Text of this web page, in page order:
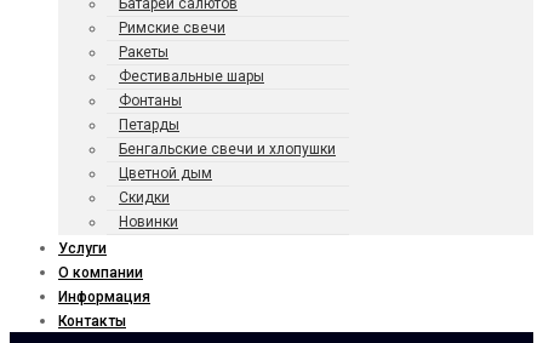
Римские свечи
Ракеты
Фести­валь­ные шары
Фонтаны
Петарды
Бенгаль­ские свечи и хлопушки
Цветной дым
Скидки
Новинки
Услуги
О компании
Информация
Контакты